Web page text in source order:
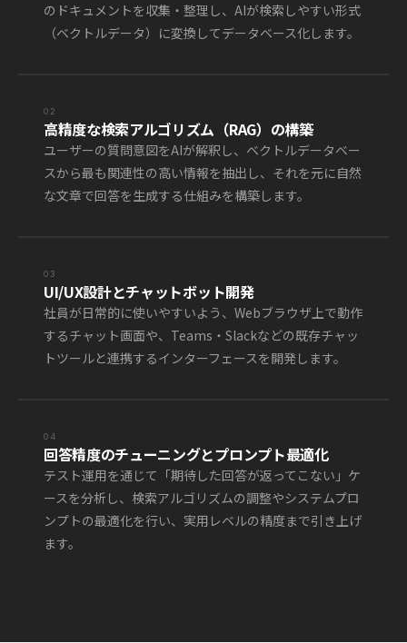
のドキュメントを収集・整理し、AIが検索しやすい形式
（ベクトルデータ）に変換してデータベース化します。
02
高精度な検索アルゴリズム（RAG）の構築
ユーザーの質問意図をAIが解釈し、ベクトルデータベー
スから最も関連性の高い情報を抽出し、それを元に自然
な文章で回答を生成する仕組みを構築します。
03
UI/UX設計とチャットボット開発
社員が日常的に使いやすいよう、Webブラウザ上で動作
するチャット画面や、Teams・Slackなどの既存チャッ
トツールと連携するインターフェースを開発します。
04
回答精度のチューニングとプロンプト最適化
テスト運用を通じて「期待した回答が返ってこない」ケ
ースを分析し、検索アルゴリズムの調整やシステムプロ
ンプトの最適化を行い、実用レベルの精度まで引き上げ
ます。